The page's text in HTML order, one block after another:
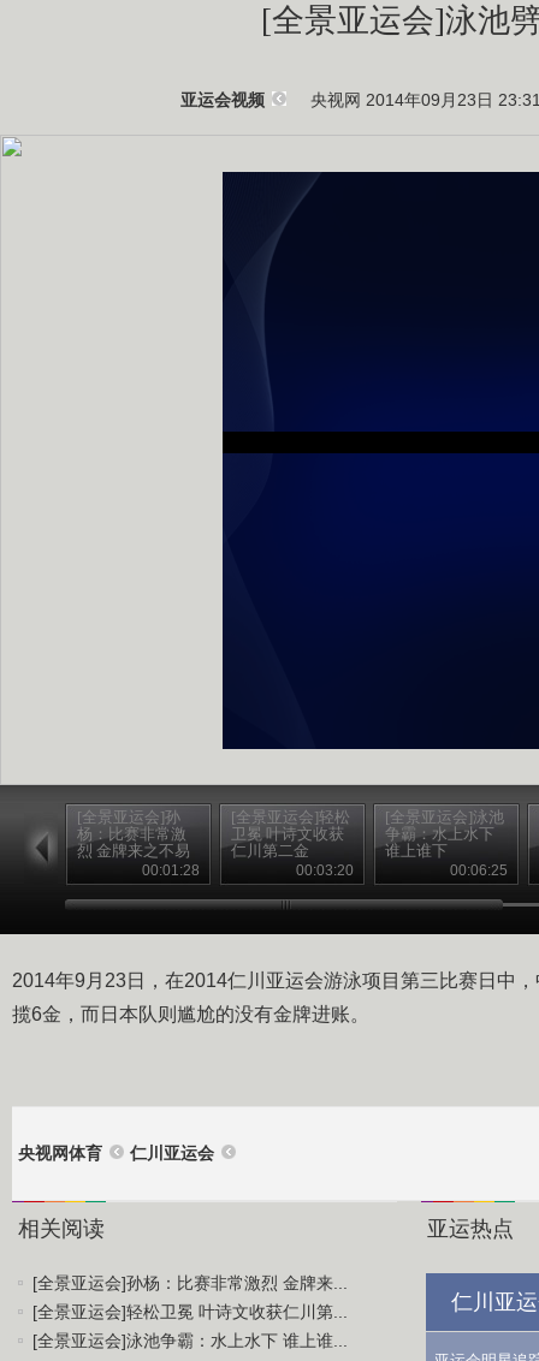
[全景亚运会]泳池
亚运会视频 央视网 2014年09月23日
[全景亚运会]孙
杨：比赛非常激
烈 金牌来之不易
00:01:28
[全景亚运会]轻松
卫冕 叶诗文收获
仁川第二金
00:03:20
[全景亚运会]泳池
争霸：水上水下
谁上谁下
00:06:25
2014年9月23日，在2014仁川亚运会游泳项目第三比赛日中
揽6金，而日本队则尴尬的没有金牌进账。
央视网体育 仁川亚运会
相关阅读
[全景亚运会]孙杨：比赛非常激烈 金牌来...
[全景亚运会]轻松卫冕 叶诗文收获仁川第...
[全景亚运会]泳池争霸：水上水下 谁上谁...
亚运热点
仁川亚